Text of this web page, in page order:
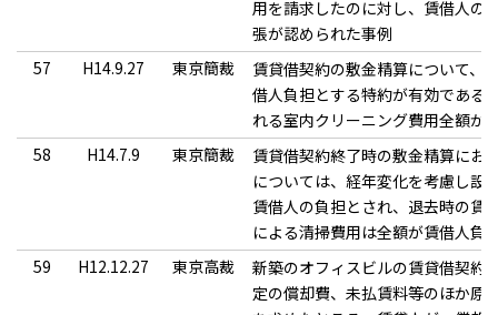
用を請求したのに対し、賃借人の
張が認められた事例
57
H14.9.27 東京簡裁
賃貸借契約の敷金精算について、
借人負担とする特約が有効である
れる室内クリーニング費用全額が
58
H14.7.9 東京簡裁
賃貸借契約終了時の敷金精算にお
については、経年変化を考慮し設
賃借人の負担とされ、退去時の賃
による清掃費用は全額が賃借人負
59
H12.12.27 東京高裁
新築のオフィスビルの賃貸借契約
定の償却費、未払賃料等のほか原